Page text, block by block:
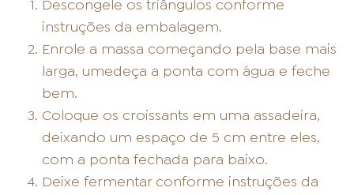
Descongele os triângulos conforme
instruções da embalagem.
Enrole a massa começando pela base mais
larga, umedeça a ponta com água e feche
bem.
Coloque os croissants em uma assadeira,
deixando um espaço de 5 cm entre eles,
com a ponta fechada para baixo.
Deixe fermentar conforme instruções da